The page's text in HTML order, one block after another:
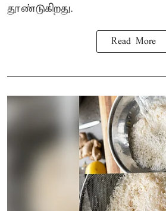
தூண்டுகிறது.
Read More